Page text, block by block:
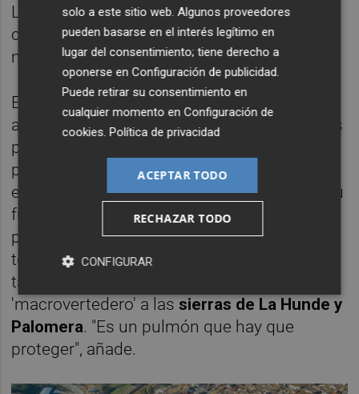
La plataforma considera que las
consecuencias del 'macrovertedero' van
mucho más allá del plano medioambiental.
En ese sentido, Belda señala el turismo, la
agricultura y la actividad vitivinícola entre los
principales activos que se verían afectados
por el proyecto. "Cofrentes ha apostado por
el turismo y esto lo que hace es hipotecar su
futuro. Lo mismo ocurre con Ayora. No
podemos tener actividad económica si no
tenemos agua", sostiene Belda, quien
también recuerda la proximidad del
'macrovertedero' a lassierras de La Hunde y
Palomera. "Es un pulmón que hay que
proteger", añade.
solo a este sitio web. Algunos proveedores
pueden basarse en el interés legítimo en
lugar del consentimiento; tiene derecho a
oponerse enConfiguración de publicidad
Puede retirar su consentimiento en
cualquier momento enConfiguración de
cookies .Política de privacidad
ACEPTAR TODO
RECHAZAR TODO
CONFIGURAR